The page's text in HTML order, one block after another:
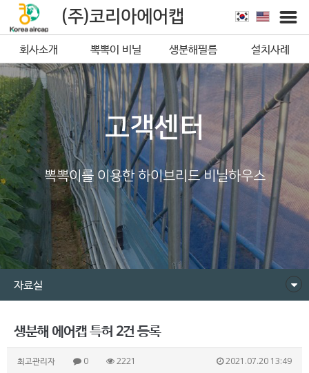
(주)코리아에어캡
회사소개 뽁뽁이 비닐
생분해필름
뽁뽁이
설치사례
고객센터
뽁뽁이를 이용한 하이브리드 비닐하우스
자료실
생분해 에어캡 특허 2건 등록
최고관리자 0 2221
2021.07.20 13:49